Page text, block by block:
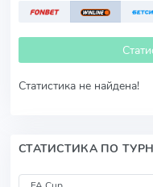
Статистика не найдена!
СТАТИСТИКА ПО